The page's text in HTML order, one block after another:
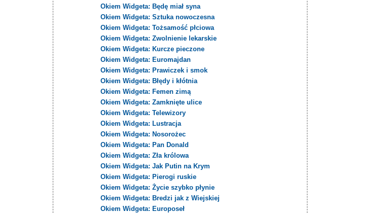
Okiem Widgeta: Będę miał syna
Okiem Widgeta: Sztuka nowoczesna
Okiem Widgeta: Tożsamość płciowa
Okiem Widgeta: Zwolnienie lekarskie
Okiem Widgeta: Kurcze pieczone
Okiem Widgeta: Euromajdan
Okiem Widgeta: Prawiczek i smok
Okiem Widgeta: Błędy i kłótnia
Okiem Widgeta: Femen zimą
Okiem Widgeta: Zamknięte ulice
Okiem Widgeta: Telewizory
Okiem Widgeta: Lustracja
Okiem Widgeta: Nosorożec
Okiem Widgeta: Pan Donald
Okiem Widgeta: Zła królowa
Okiem Widgeta: Jak Putin na Krym
Okiem Widgeta: Pierogi ruskie
Okiem Widgeta: Życie szybko płynie
Okiem Widgeta: Bredzi jak z Wiejskiej
Okiem Widgeta: Europoseł